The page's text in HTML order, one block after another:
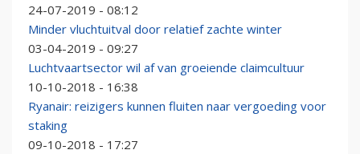
24-07-2019 - 08:12
Minder vluchtuitval door relatief zachte winter
03-04-2019 - 09:27
Luchtvaartsector wil af van groeiende claimcultuur
10-10-2018 - 16:38
Ryanair: reizigers kunnen fluiten naar vergoeding voor
staking
09-10-2018 - 17:27